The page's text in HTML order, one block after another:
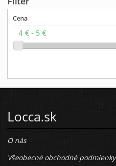
Cena
Locca.sk
O nás
Všeobecné obchodné podmienky